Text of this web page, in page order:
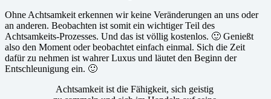
Ohne Achtsamkeit erkennen wir keine Veränderungen an uns oder
an anderen. Beobachten ist somit ein wichtiger Teil des
Achtsamkeits-Prozesses. Und das ist völlig kostenlos. 🙂 Genießt
also den Moment oder beobachtet einfach einmal. Sich die Zeit
dafür zu nehmen ist wahrer Luxus und läutet den Beginn der
Entschleunigung ein. 🙂
Achtsamkeit ist die Fähigkeit, sich geistig